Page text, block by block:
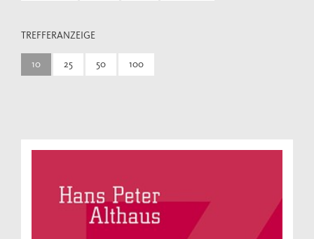
TREFFERANZEIGE
10 25 50 100